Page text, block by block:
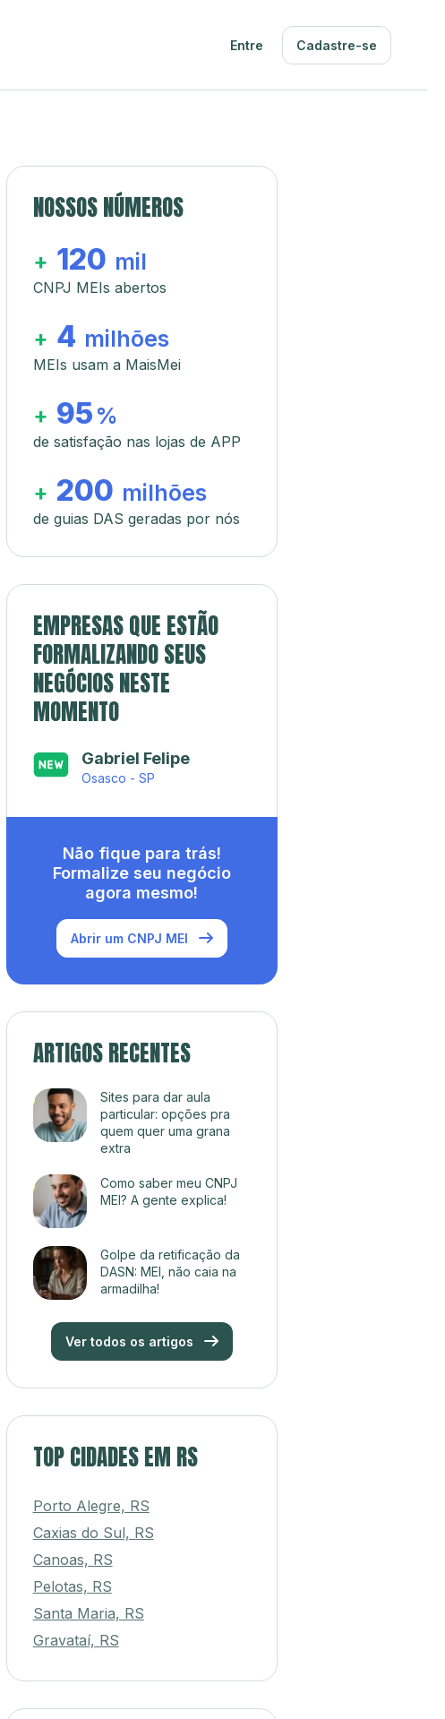
Entre Cadastre-se
NOSSOS NÚMEROS
+ 120 mil
CNPJ MEIs abertos
+ 4 milhões
MEIs usam a MaisMei
+ 95 %
de satisfação nas lojas de APP
+ 200 milhões
de guias DAS geradas por nós
EMPRESAS QUE ESTÃO
FORMALIZANDO SEUS
NEGÓCIOS NESTE
MOMENTO
Gabriel Felipe
Osasco - SP
Não fique para trás!
Formalize seu negócio
agora mesmo!
Abrir um CNPJ MEI
ARTIGOS RECENTES
Sites para dar aula
particular: opções pra
quem quer uma grana
extra
Como saber meu CNPJ
MEI? A gente explica!
Golpe da retificação da
DASN: MEI, não caia na
armadilha!
Ver todos os artigos
TOP CIDADES EM RS
Porto Alegre, RS
Caxias do Sul, RS
Canoas, RS
Pelotas, RS
Santa Maria, RS
Gravataí, RS